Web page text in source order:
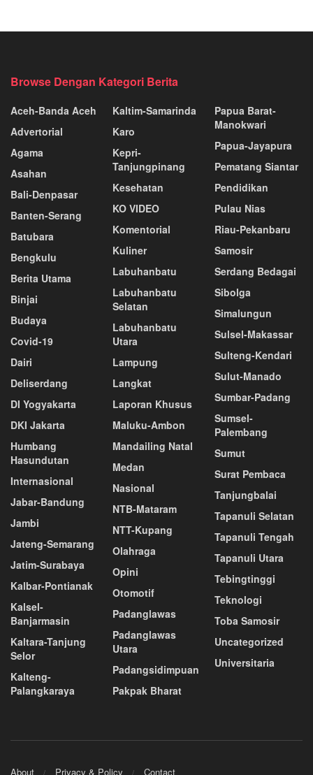
Browse Dengan Kategori Berita
Aceh-Banda Aceh
Advertorial
Agama
Asahan
Bali-Denpasar
Banten-Serang
Batubara
Bengkulu
Berita Utama
Binjai
Budaya
Covid-19
Dairi
Deliserdang
DI Yogyakarta
DKI Jakarta
Humbang
Hasundutan
Internasional
Jabar-Bandung
Jambi
Jateng-Semarang
Jatim-Surabaya
Kalbar-Pontianak
Kalsel-
Banjarmasin
Kaltara-Tanjung
Selor
Kalteng-
Palangkaraya
Kaltim-Samarinda
Karo
Kepri-
Tanjungpinang
Kesehatan
KO VIDEO
Komentorial
Kuliner
Labuhanbatu
Labuhanbatu
Selatan
Labuhanbatu
Utara
Lampung
Langkat
Laporan Khusus
Maluku-Ambon
Mandailing Natal
Medan
Nasional
NTB-Mataram
NTT-Kupang
Olahraga
Opini
Otomotif
Padanglawas
Padanglawas
Utara
Padangsidimpuan
Pakpak Bharat
Papua Barat-
Manokwari
Papua-Jayapura
Pematang Siantar
Pendidikan
Pulau Nias
Riau-Pekanbaru
Samosir
Serdang Bedagai
Sibolga
Simalungun
Sulsel-Makassar
Sulteng-Kendari
Sulut-Manado
Sumbar-Padang
Sumsel-
Palembang
Sumut
Surat Pembaca
Tanjungbalai
Tapanuli Selatan
Tapanuli Tengah
Tapanuli Utara
Tebingtinggi
Teknologi
Toba Samosir
Uncategorized
Universitaria
About Privacy & Policy Contact